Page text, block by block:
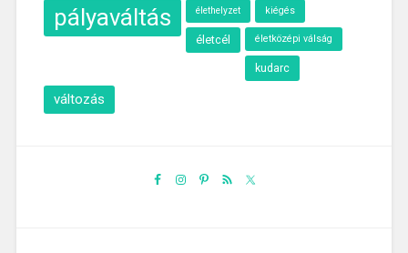
pályaváltás élethelyzet kiégés
életcél életközépi válság
kudarc
változás